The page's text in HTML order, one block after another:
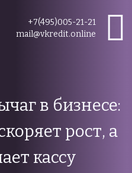
+7(495)005-21-21
mail@vkredit.online
в бизнесе:
рост, а
кассу